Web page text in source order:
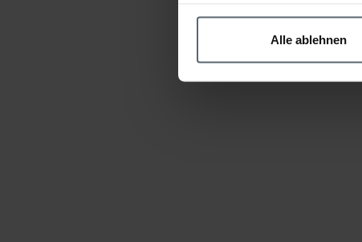
Alle ablehnen